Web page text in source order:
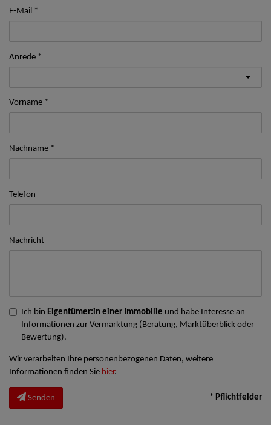
E-Mail
Anrede
Vorname
Nachname
Telefon
Nachricht
Ich bin Eigentümer:in einer Immobilie und habe Interesse an
Informationen zur Vermarktung (Beratung, Marktüberblick oder
Bewertung).
Wir verarbeiten Ihre personenbezogenen Daten, weitere
Informationen finden Sie hier.
Senden * Pflichtfelder